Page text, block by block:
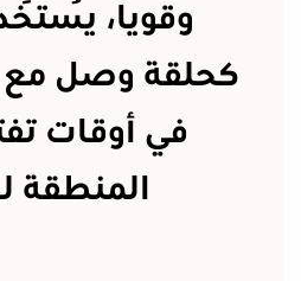
وقويا،
كحلقة وصل
في أوقات
المنطقة